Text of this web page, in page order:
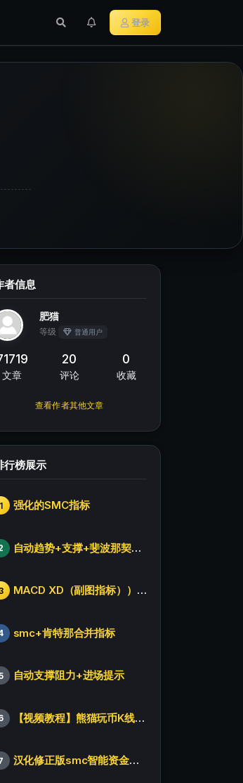
登录
者信息
肥猫
等级 普通用户
文章
20
评论
0
收藏
查看作者其他文章
行榜展示
1 强化的SMC指标
自动趋势+支撑+斐波那契+箱体
MACD XD（副图指标））修改版
smc+肯特那合并指标
自动支撑阻力+进场提示
【视频教程】熊猫玩币K线后的秘密（全集）
汉化修正版smc智能资金订单指标